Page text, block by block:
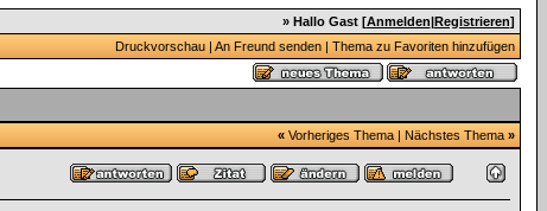
» Hallo Gast [Anmelden|Registrieren]
Druckvorschau| An Freund senden| Thema zu Favoriten hinzufügen
« Vorheriges Thema| Nächstes Thema »